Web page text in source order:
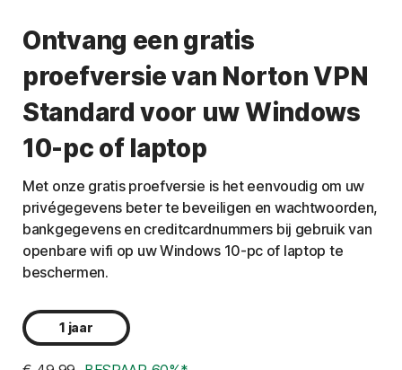
Ontvang een gratis
proefversie van Norton VPN
Standard voor uw Windows
10-pc of laptop
Met onze gratis proefversie is het eenvoudig om uw
privégegevens beter te beveiligen en wachtwoorden,
bankgegevens en creditcardnummers bij gebruik van
openbare wifi op uw Windows 10-pc of laptop te
beschermen.
1 jaar